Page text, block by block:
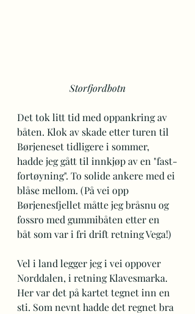
Storfjordbotn
Det tok litt tid med oppankring av
båten. Klok av skade etter turen til
Børjeneset tidligere i sommer,
hadde jeg gått til innkjøp av en "fast-
fortøyning". To solide ankere med ei
blåse mellom. (På vei opp
Børjenesfjellet måtte jeg bråsnu og
fossro med gummibåten etter en
båt som var i fri drift retning Vega!)
Vel i land legger jeg i vei oppover
Norddalen, i retning Klavesmarka.
Her var det på kartet tegnet inn en
sti. Som nevnt hadde det regnet bra